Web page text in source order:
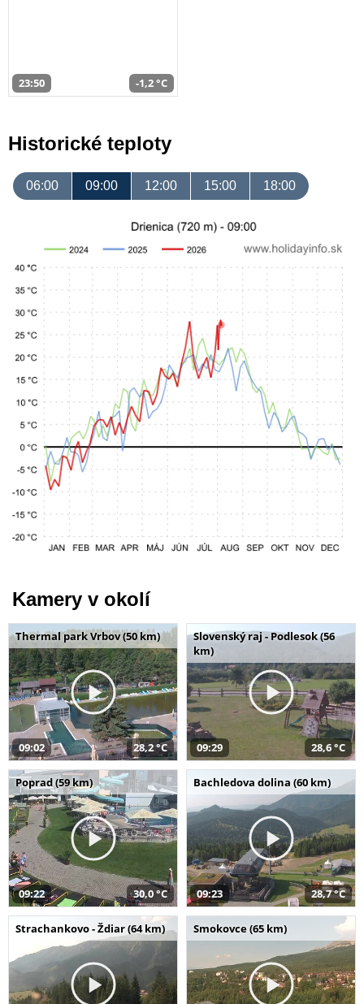
23:50 -1,2 °C
Historické teploty
06:00 09:00 12:00 15:00 18:00
Kamery v okolí
Thermal park Vrbov (50 km)
09:02 28,2 °C
Slovenský raj - Podlesok (56
km)
09:29 28,6 °C
Poprad (59 km)
09:22 30,0 °C
Bachledova dolina (60 km)
09:23 28,7 °C
Strachankovo - Ždiar (64 km) Smokovce (65 km)